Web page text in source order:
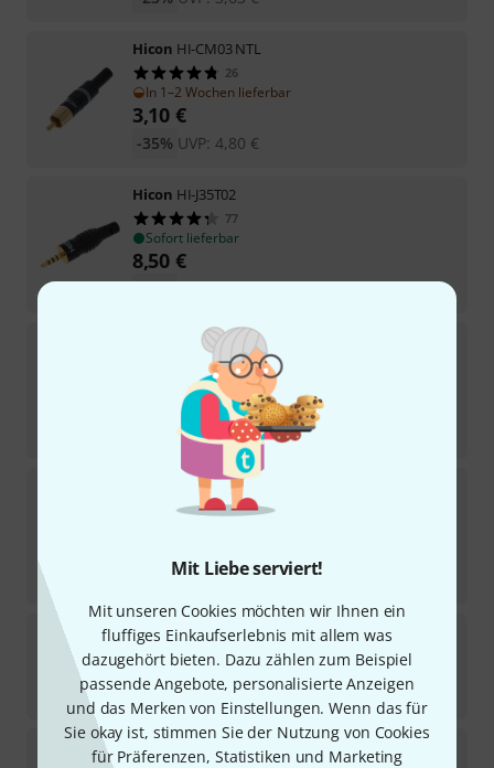
Mit Liebe serviert!
Mit unseren Cookies möchten wir Ihnen ein
fluffiges Einkaufserlebnis mit allem was
dazugehört bieten. Dazu zählen zum Beispiel
passende Angebote, personalisierte Anzeigen
und das Merken von Einstellungen. Wenn das für
Sie okay ist, stimmen Sie der Nutzung von Cookies
für Präferenzen, Statistiken und Marketing
Hicon HI-CM03 NTL
26
In 1–2 Wochen lieferbar
3,10 €
UVP: 4,80 €
-35%
Hicon HI-J35T02
77
Sofort lieferbar
8,50 €
UVP:13,60 €
-38%
Jack HI-J63MA01
177
Sofort lieferbar
€
UVP: 9,78 €
Cable Socket 45°
5
UVP:5,55 €
-35%
HiconHI-X5CM-BLK BASIC
1
Sofort lieferbar
3,50 €
Hicon